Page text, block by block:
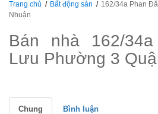
Trang chủ Bất động sản
162/34a Phan
Nhuận
Bán nhà 162/
Lưu Phường 3
Chung Bình luận